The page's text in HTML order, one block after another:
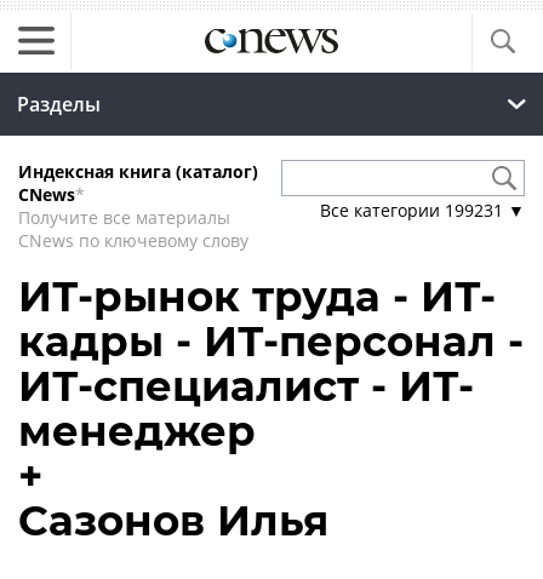
Разделы
Индексная книга (каталог)
CNews*
Получите все материалы
CNews по ключевому слову
Все категории 199231 ▼
ИТ-рынок труда - ИТ-
кадры - ИТ-персонал -
ИТ-специалист - ИТ-
менеджер
+
Сазонов Илья